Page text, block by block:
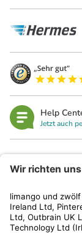
Help
Jetzt auch
Kundenservice